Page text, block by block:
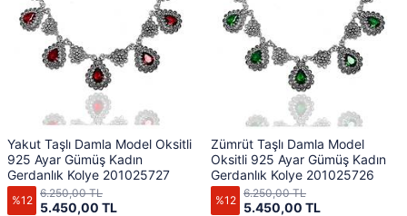
Yakut Taşlı Damla Model Oksitli
925 Ayar Gümüş Kadın
Gerdanlık Kolye 201025727
%12 5.450,00 TL
6.250,00 TL
Zümrüt Taşlı Damla Model
Oksitli 925 Ayar Gümüş Kadın
Gerdanlık Kolye 201025726
%12 5.450,00 TL
6.250,00 TL